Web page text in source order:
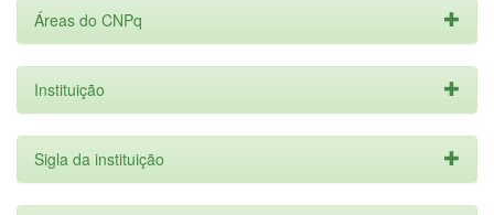
Áreas do CNPq
Instituição
Sigla da instituição